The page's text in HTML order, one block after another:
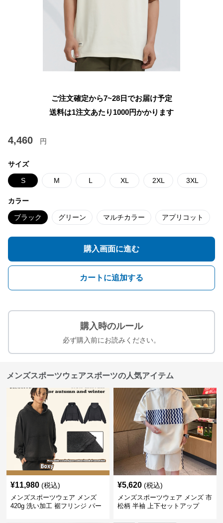
ご注文確定から7~28日でお届け予定
送料は1注文あたり 1000円かかります
4,460 円
サイズ
S M L XL 2XL 3XL
カラー
ブラック グリーン マルチカラー アプリコット
購入画面に進む
カートに追加する
購入時のルール
必ず購入前にお読みください。
メンズスポーツウェアスポーツの人気アイテム
¥11,980 (税込)
メンズスポーツウェア メンズ
420g 洗い加工 裾フリンジ パー
¥5,620 (税込)
メンズスポーツウェア メンズ 市
松柄 半袖 上下セットアップ